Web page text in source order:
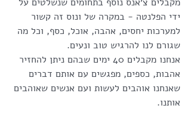
ידי הפלנטה - במקרה של ונוס זה קשור
למערכות יחסים, אהבה, אוכל, כסף, וכל מה
שגורם לנו להרגיש טוב ונעים.
אנחנו מקבלים 40 ימים שבהם ניתן להחזיר
אהבות, כספים, מפגשים עם אותם דברים
שאנחנו אוהבים לעשות ועם אנשים שאוהבים
אותנו.